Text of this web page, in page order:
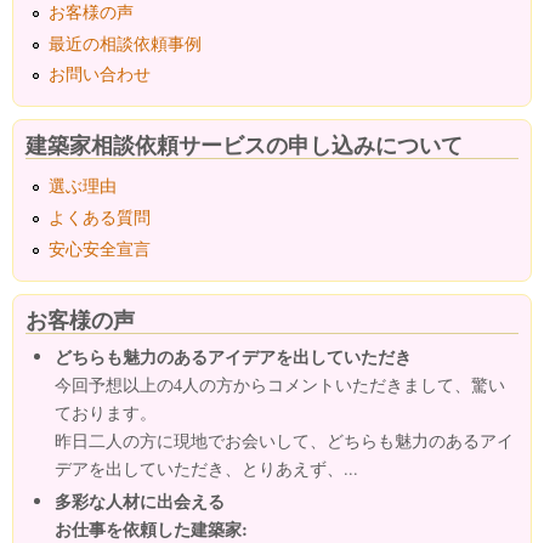
お客様の声
最近の相談依頼事例
お問い合わせ
建築家相談依頼サービスの申し込みについて
選ぶ理由
よくある質問
安心安全宣言
お客様の声
どちらも魅力のあるアイデアを出していただき
今回予想以上の4人の方からコメントいただきまして、驚い
ております。
昨日二人の方に現地でお会いして、どちらも魅力のあるアイ
デアを出していただき、とりあえず、...
多彩な人材に出会える
お仕事を依頼した建築家: